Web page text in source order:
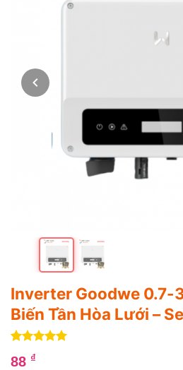
Inverter Goodwe 0.7-
Biến Tần Hòa Lưới –
trên 5
dựa trên
88 ₫